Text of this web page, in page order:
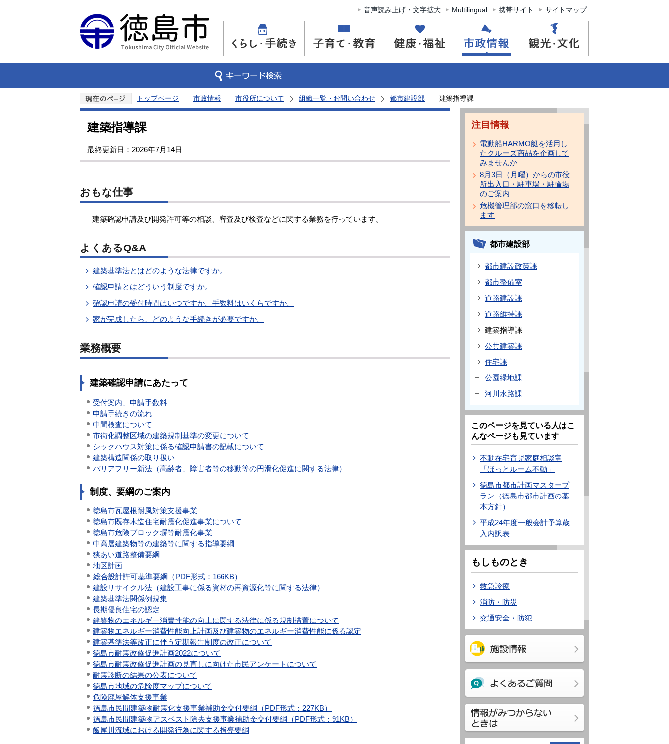
このページの本文へ移動
音声読み上げ・文字拡大 Multilingual 携帯サイト サイトマップ
トップページ 市政情報 市役所について 組織一覧・お問い合わせ 都市建設部 建築指導課
建築指導課
最終更新日：2026年7月14日
おもな仕事
建築確認申請及び開発許可等の相談、審査及び検査などに関する業務を行っています。
よくあるQ&A
建築基準法とはどのような法律ですか。
確認申請とはどういう制度ですか。
確認申請の受付時間はいつですか。手数料はいくらですか。
家が完成したら、どのような手続きが必要ですか。
業務概要
建築確認申請にあたって
受付案内、申請手数料
申請手続きの流れ
中間検査について
市街化調整区域の建築規制基準の変更について
シックハウス対策に係る確認申請書の記載について
建築構造関係の取り扱い
バリアフリー新法（高齢者、障害者等の移動等の円滑化促進に関する法律）
制度、要綱のご案内
徳島市瓦屋根耐風対策支援事業
徳島市既存木造住宅耐震化促進事業について
徳島市危険ブロック塀等耐震化事業
中高層建築物等の建築等に関する指導要綱
狭あい道路整備要綱
地区計画
総合設計許可基準要綱（PDF形式：166KB）
建設リサイクル法（建設工事に係る資材の再資源化等に関する法律）
建築基準法関係例規集
長期優良住宅の認定
建築物のエネルギー消費性能の向上に関する法律に係る規制措置について
建築物エネルギー消費性能向上計画及び建築物のエネルギー消費性能に係る認定
建築基準法等改正に伴う定期報告制度の改正について
徳島市耐震改修促進計画2022について
徳島市耐震改修促進計画の見直しに向けた市民アンケートについて
耐震診断の結果の公表について
徳島市地域の危険度マップについて
危険廃屋解体支援事業
徳島市民間建築物耐震化支援事業補助金交付要綱（PDF形式：227KB）
徳島市民間建築物アスベスト除去支援事業補助金交付要綱（PDF形式：91KB）
飯尾川流域における開発行為に関する指導要綱
注目情報
電動船HARMO艇を活用し
たクルーズ商品を企画して
みませんか
8月3日（月曜）からの市役
所出入口・駐車場・駐輪場
のご案内
危機管理部の窓口を移転し
ます
都市建設部
都市建設政策課
都市整備室
道路建設課
道路維持課
建築指導課
公共建築課
住宅課
公園緑地課
河川水路課
このページを見ている人はこ
んなページも見ています
不動在宅育児家庭相談室
「ほっとルーム不動」
徳島市都市計画マスタープ
ラン（徳島市都市計画の基
本方針）
平成24年度一般会計予算歳
入内訳表
もしものとき
救急診療
消防・防災
交通安全・防犯